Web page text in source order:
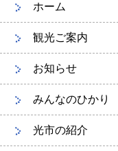
ホーム
観光ご案内
お知らせ
みんなのひかり
光市の紹介